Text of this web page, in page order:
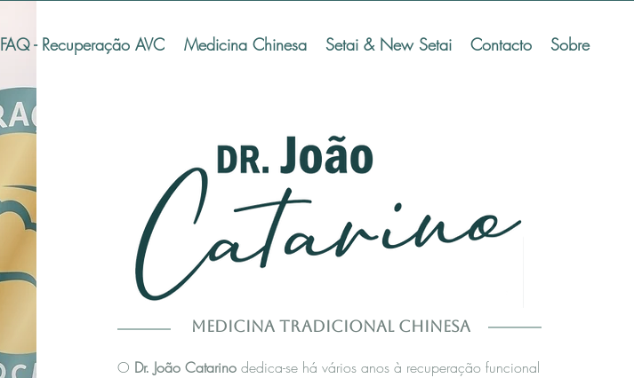
FAQ - Recuperação AVC Medicina Chinesa Setai & New Setai Contacto Sobre
Medicina Tradicional Chinesa
O Dr. João Catarino dedica-se há vários anos à recuperação funcional